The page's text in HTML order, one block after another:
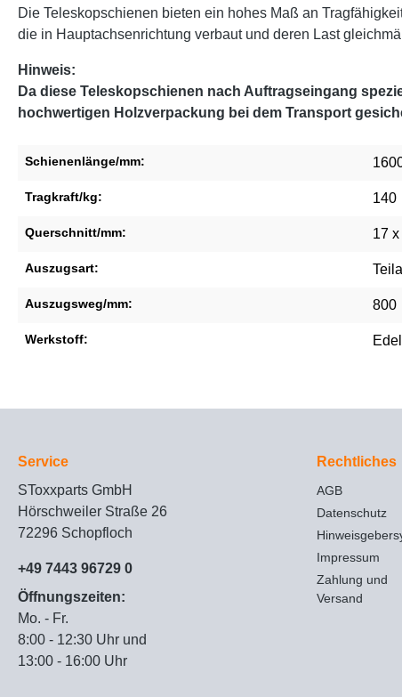
Die Teleskopschienen bieten ein hohes Maß an
die in Hauptachsenrichtung verbaut und deren Last
Hinweis:
Da diese Teleskopschienen nach Auftragseingang
hochwertigen Holzverpackung bei dem Transport
Schienenlänge/mm:
Tragkraft/kg: 140
Querschnitt/mm: 17
Auszugsart:
Auszugsweg/mm: 800
Werkstoff:
Service
SToxxparts GmbH
Hörschweiler Straße 26
72296 Schopfloch
+49 7443 96729 0
Öffnungszeiten:
Mo. - Fr.
8:00 - 12:30 Uhr und
13:00 - 16:00 Uhr
Rechtliches
AGB
Datenschutz
Impressum
Zahlung und
Versand